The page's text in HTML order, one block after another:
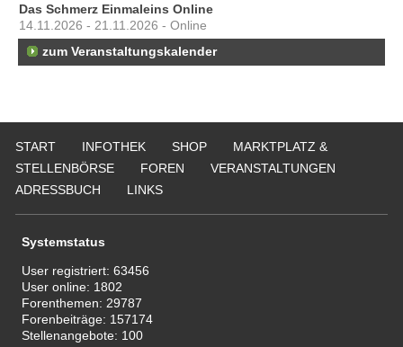
Das Schmerz Einmaleins Online
14.11.2026 - 21.11.2026 - Online
zum Veranstaltungskalender
START INFOTHEK SHOP
MARKTPLATZ &
STELLENBÖRSE
FOREN
VERANSTALTUNGEN
ADRESSBUCH
LINKS
Systemstatus
User registriert:63456
User online: 1802
Forenthemen: 29787
Forenbeiträge: 157174
Stellenangebote: 100